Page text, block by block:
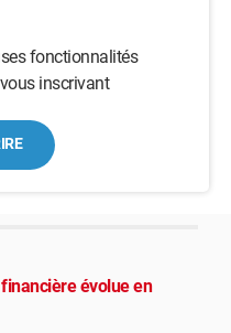
fonctionnalités
inscrivant
évolue en